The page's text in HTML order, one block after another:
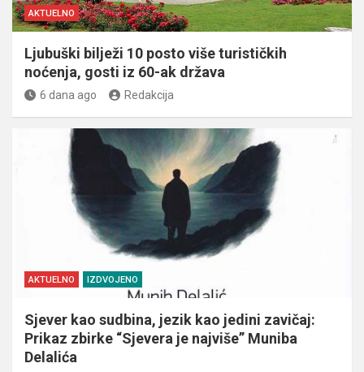
AKTUELNO
Ljubuški bilježi 10 posto više turističkih
noćenja, gosti iz 60-ak država
6 dana ago Redakcija
AKTUELNO IZDVOJENO
Sjever kao sudbina, jezik kao jedini zavičaj:
Prikaz zbirke “Sjevera je najviše” Muniba
Delalića